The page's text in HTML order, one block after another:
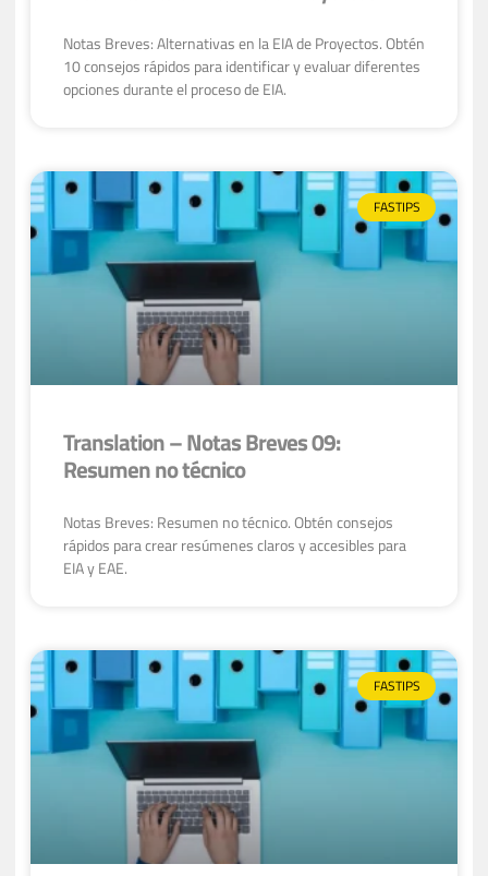
Notas Breves: Alternativas en la EIA de Proyectos. Obtén
10 consejos rápidos para identificar y evaluar diferentes
opciones durante el proceso de EIA.
FASTIPS
Translation – Notas Breves 09:
Resumen no técnico
Notas Breves: Resumen no técnico. Obtén consejos
rápidos para crear resúmenes claros y accesibles para
EIA y EAE.
FASTIPS